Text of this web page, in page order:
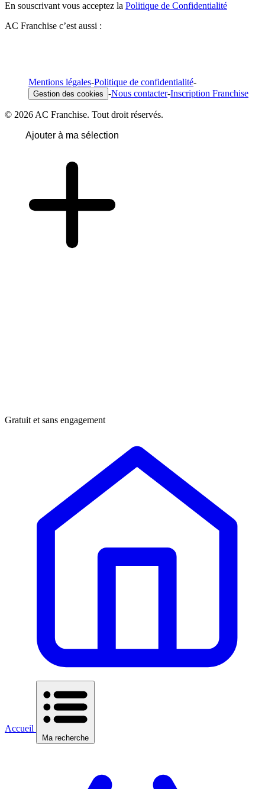
En souscrivant vous acceptez la Politique de Confidentialité
AC Franchise c’est aussi :
Mentions légales-Politique de confidentialité-
Gestion des cookies -Nous contacter-Inscription Franchise
© 2026 AC Franchise. Tout droit réservés.
Ajouter à ma sélection
Gratuit et sans engagement
Accueil
Ma recherche